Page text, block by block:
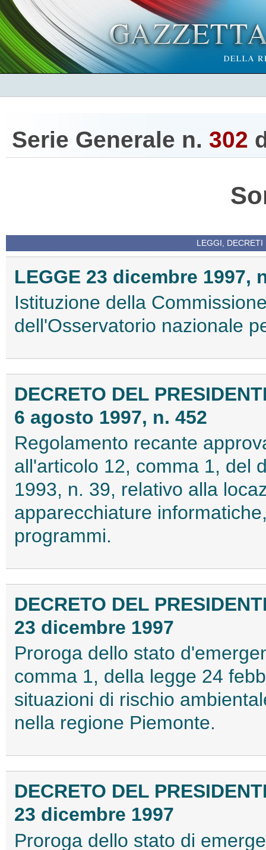
Serie Generale n. 302
LEGGI, DECRETI
LEGGE 23 dicembre 1997,
Istituzione della
dell'Osservatorio nazionale
DECRETO DEL
6 agosto 1997, n. 452
Regolamento recante
all'articolo 12, comma 1, del
1993, n. 39, relativo alla
apparecchiature
programmi.
DECRETO DEL
23 dicembre 1997
Proroga dello stato
comma 1, della legge 24
situazioni di rischio
nella regione Piemonte.
DECRETO DEL
23 dicembre 1997
Proroga dello stato di